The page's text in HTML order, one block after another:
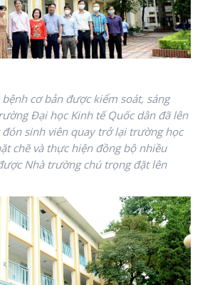
cơ bản được kiểm soát, sáng
Đại học Kinh tế Quốc dân đã lên
sinh viên quay trở lại trường học
chẽ và thực hiện đồng bộ nhiều
Nhà trường chú trọng đặt lên